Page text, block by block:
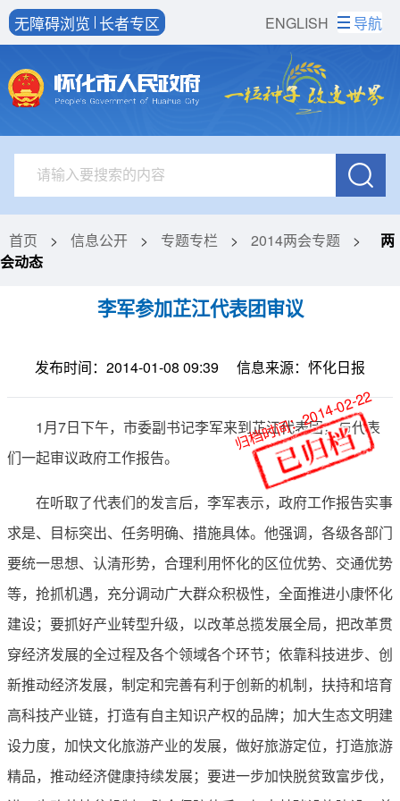
ENGLISH
无障碍浏览 长者专区 导航
首页 > 信息公开 > 专题专栏 > 2014两会专题 >
两
会动态
李军参加芷江代表团审议
发布时间：2014-01-08 09:39 信息来源：怀化日报
1月7日下午，市委副书记李军来到芷江代表团，与代表
们一起审议政府工作报告。
在听取了代表们的发言后，李军表示，政府工作报告实事
求是、目标突出、任务明确、措施具体。他强调，各级各部门
要统一思想、认清形势，合理利用怀化的区位优势、交通优势
等，抢抓机遇，充分调动广大群众积极性，全面推进小康怀化
建设；要抓好产业转型升级，以改革总揽发展全局，把改革贯
穿经济发展的全过程及各个领域各个环节；依靠科技进步、创
新推动经济发展，制定和完善有利于创新的机制，扶持和培育
高科技产业链，打造有自主知识产权的品牌；加大生态文明建
设力度，加快文化旅游产业的发展，做好旅游定位，打造旅游
精品，推动经济健康持续发展；要进一步加快脱贫致富步伐，
归档时间：2014-02-22